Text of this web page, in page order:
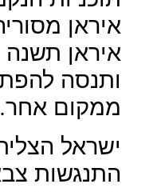
איראן
איראן תשנה
ותנסה
ממקום אחר.
ישראל
התנגשות